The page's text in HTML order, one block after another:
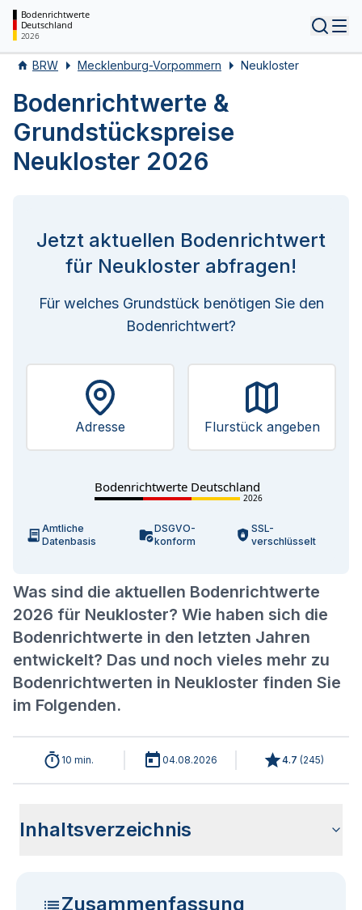
Bodenrichtwerte
Deutschland
2026
BRW Mecklenburg-Vorpommern Neukloster
Bodenrichtwerte &
Grundstückspreise
Neukloster 2026
Was sind die aktuellen Bodenrichtwerte
2026 für Neukloster? Wie haben sich die
Bodenrichtwerte in den letzten Jahren
entwickelt? Das und noch vieles mehr zu
Bodenrichtwerten in Neukloster finden Sie
im Folgenden.
Jetzt aktuellen Bodenrichtwert
für Neukloster abfragen!
Für welches Grundstück benötigen Sie den
Bodenrichtwert?
Adresse Flurstück angeben
Bodenrichtwerte Deutschland
2026
Amtliche
Datenbasis
DSGVO-
konform
SSL-
verschlüsselt
10 min. 04.08.2026 4.7 (245)
Inhaltsverzeichnis
Zusammenfassung